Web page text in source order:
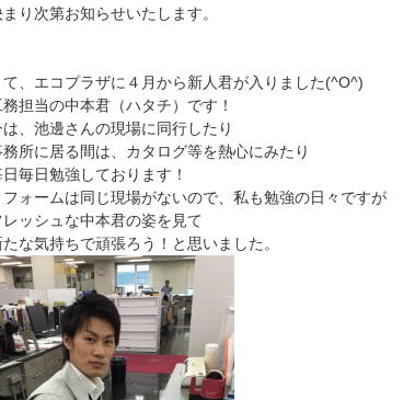
り次第お知らせいたします。
て、エコプラザに４月から新人君が入りました(^O^)
務担当の中本君（ハタチ）です！
は、池邊さんの現場に同行したり
務所に居る間は、カタログ等を熱心にみたり
毎日勉強しております！
フォームは同じ現場がないので、私も勉強の日々ですが
レッシュな中本君の姿を見て
たな気持ちで頑張ろう！と思いました。